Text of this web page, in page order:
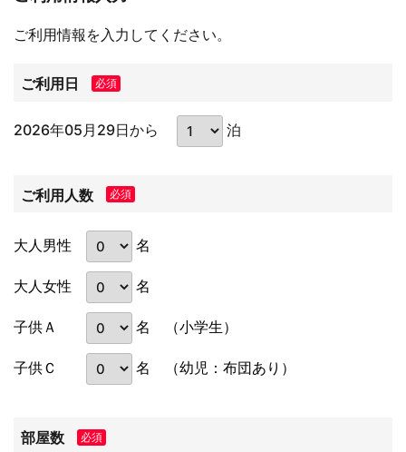
ご利用情報を入力してください。
ご利用日 必須
2026年05月29日から 泊
ご利用人数 必須
大人男性 名
大人女性 名
子供Ａ 名 （小学生）
子供Ｃ 名 （幼児：布団あり）
部屋数 必須